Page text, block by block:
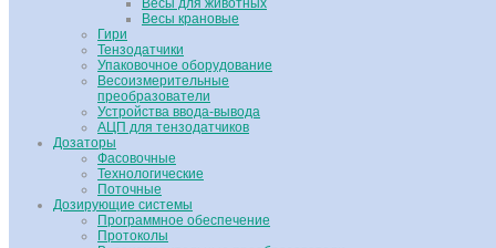
Весы для животных
Весы крановые
Гири
Тензодатчики
Упаковочное оборудование
Весоизмерительные
преобразователи
Устройства ввода-вывода
АЦП для тензодатчиков
Дозаторы
Фасовочные
Технологические
Поточные
Дозирующие системы
Программное обеспечение
Протоколы